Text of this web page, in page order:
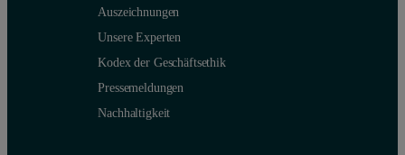
Auszeichnungen
Unsere Experten
Kodex der Geschäftsethik
Pressemeldungen
Nachhaltigkeit